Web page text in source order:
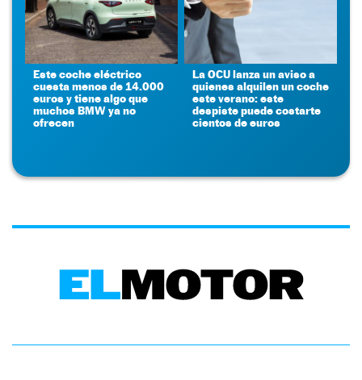
Este coche eléctrico
cuesta menos de 14.000
euros y tiene algo que
muchos BMW ya no
ofrecen
La OCU lanza un aviso a
quienes alquilen un coche
este verano: este
despiste puede costarte
cientos de euros